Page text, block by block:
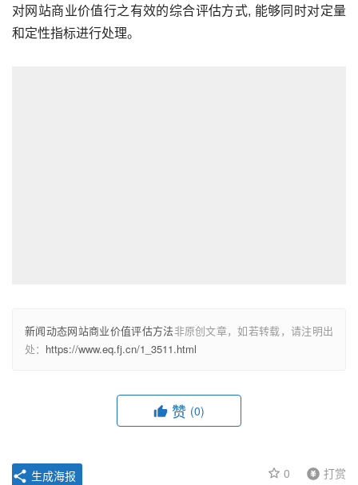
对网站商业价值行之有效的综合评估方式, 能够同时对定量
和定性指标进行处理。
新闻动态网站商业价值评估方法非原创文章，如若转载，请注明出
处： https://www.eq.fj.cn/1_3511.html
赞 (0)
0 打赏
生成海报